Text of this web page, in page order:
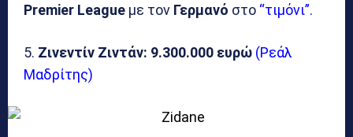
Premier League με τον Γερμανό στο “τιμόνι”.
5. Ζινεντίν Ζιντάν: 9.300.000 ευρώ (Ρεάλ
Μαδρίτης)